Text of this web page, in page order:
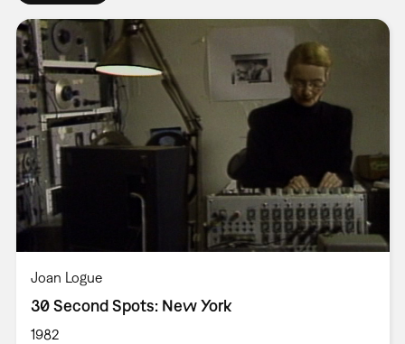
Joan Logue
30 Second Spots: New York
1982